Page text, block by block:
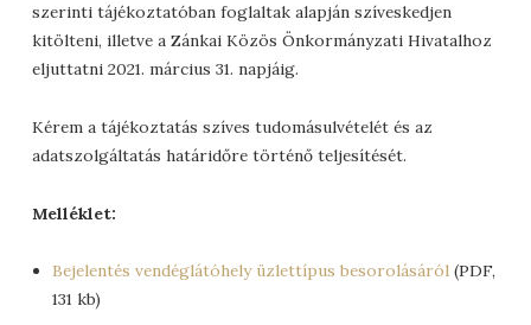
szerinti tájékoztatóban foglaltak alapján szíveskedjen
kitölteni, illetve a Zánkai Közös Önkormányzati Hivatalhoz
eljuttatni 2021. március 31. napjáig.
Kérem a tájékoztatás szíves tudomásulvételét és az
adatszolgáltatás határidőre történő teljesítését.
Melléklet:
Bejelentés vendéglátóhely üzlettípus besorolásáról (PDF,
131 kb)